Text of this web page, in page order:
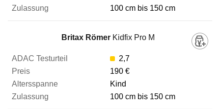
100 cm bis 150 cm
Britax Römer Kidfix Pro M
2,7
190 €
Kind
100 cm bis 150 cm